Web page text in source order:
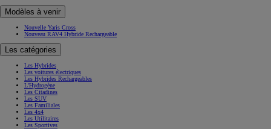
Modèles à venir
Nouvelle Yaris Cross
Nouveau RAV4 Hybride Rechargeable
Les catégories
Les Hybrides
Les voitures électriques
Les Hybrides Rechargeables
L'Hydrogène
Les Citadines
Les SUV
Les Familiales
Les 4x4
Les Utilitaires
Les Sportives